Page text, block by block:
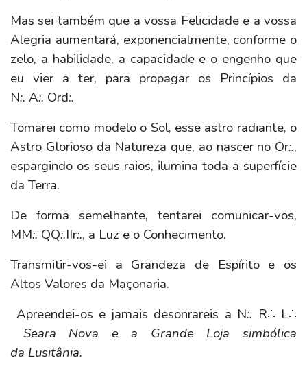
Mas sei também que a vossa Felicidade e a vossa
Alegria aumentará, exponencialmente, conforme o
zelo, a habilidade, a capacidade e o engenho que
eu vier a ter, para propagar os Princípios da
N:. A:. Ord:.
Tomarei como modelo o Sol, esse astro radiante, o
Astro Glorioso da Natureza que, ao nascer no Or:.,
espargindo os seus raios, ilumina toda a superfície
da Terra.
De forma semelhante, tentarei comunicar-vos,
MM:. QQ:.IIr:., a Luz e o Conhecimento.
Transmitir-vos-ei a Grandeza de Espírito e os
Altos Valores da Maçonaria.
Apreendei-os e jamais desonrareis a N:. R∴ L∴
Seara Nova e a Grande Loja simbólica
da Lusitânia.